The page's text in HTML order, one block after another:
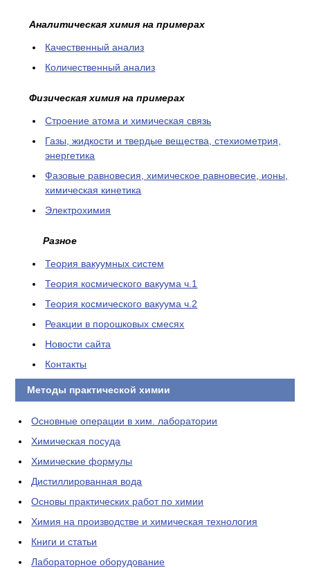
Аналитическая химия на примерах
Качественный анализ
Количественный анализ
Физическая химия на примерах
Cтроение атома и химическая связь
Газы, жидкости и твердые вещества, стехиометрия,
энергетика
Фазовые равновесия, химическое равновесие, ионы,
химическая кинетика
Электрохимия
Разное
Теория вакуумных систем
Теория космического вакуума ч.1
Теория космического вакуума ч.2
Реакции в порошковых смесях
Новости сайта
Контакты
Методы практической химии
Основные операции в хим. лаборатории
Химическая посуда
Химические формулы
Дистиллированная вода
Основы практических работ по химии
Химия на производстве и химическая технология
Книги и статьи
Лабораторное оборудование